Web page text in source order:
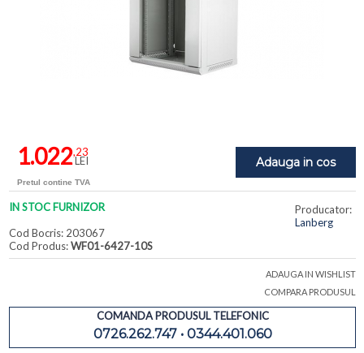
Adauga in cos
1.022,23
LEI
Pretul contine TVA
IN STOC FURNIZOR
Cod Bocris: 203067
Producator:
Lanberg
Cod Produs:WF01-6427-10S
ADAUGA IN WISHLIST
COMPARA PRODUSUL
COMANDA PRODUSUL TELEFONIC
0726.262.747 • 0344.401.060